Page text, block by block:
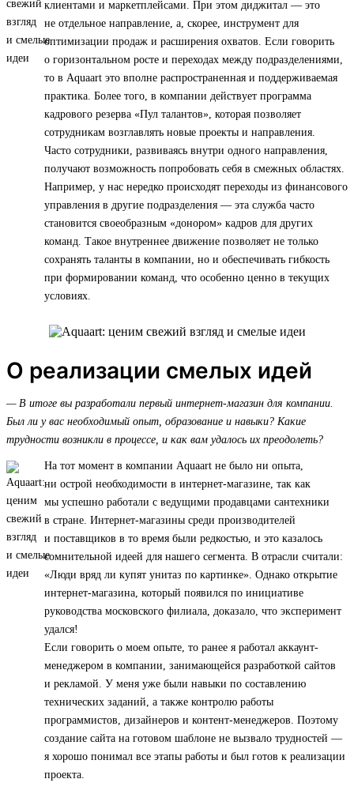
клиентами и маркетплейсами. При этом диджитал — это
не отдельное направление, а, скорее, инструмент для
оптимизации продаж и расширения охватов. Если говорить
о горизонтальном росте и переходах между подразделениями,
то в Aquaart это вполне распространенная и поддерживаемая
практика. Более того, в компании действует программа
кадрового резерва «Пул талантов», которая позволяет
сотрудникам возглавлять новые проекты и направления.
Часто сотрудники, развиваясь внутри одного направления,
получают возможность попробовать себя в смежных областях.
Например, у нас нередко происходят переходы из финансового
управления в другие подразделения — эта служба часто
становится своеобразным «донором» кадров для других
команд. Такое внутреннее движение позволяет не только
сохранять таланты в компании, но и обеспечивать гибкость
при формировании команд, что особенно ценно в текущих
условиях.
О реализации смелых идей
— В итоге вы разработали первый интернет-магазин для компании.
Был ли у вас необходимый опыт, образование и навыки? Какие
трудности возникли в процессе, и как вам удалось их преодолеть?
На тот момент в компании Aquaart не было ни опыта,
ни острой необходимости в интернет-магазине, так как
мы успешно работали с ведущими продавцами сантехники
в стране. Интернет-магазины среди производителей
и поставщиков в то время были редкостью, и это казалось
сомнительной идеей для нашего сегмента. В отрасли считали:
«Люди вряд ли купят унитаз по картинке». Однако открытие
интернет-магазина, который появился по инициативе
руководства московского филиала, доказало, что эксперимент
удался!
Если говорить о моем опыте, то ранее я работал аккаунт-
менеджером в компании, занимающейся разработкой сайтов
и рекламой. У меня уже были навыки по составлению
технических заданий, а также контролю работы
программистов, дизайнеров и контент-менеджеров. Поэтому
создание сайта на готовом шаблоне не вызвало трудностей —
я хорошо понимал все этапы работы и был готов к реализации
проекта.